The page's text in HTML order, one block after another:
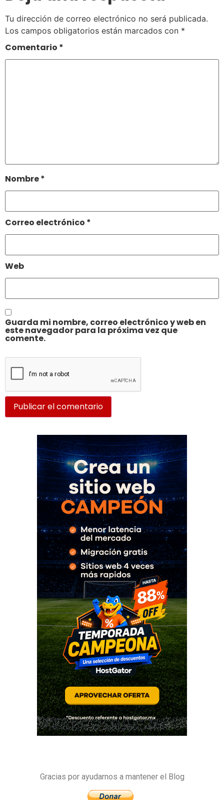
Tu dirección de correo electrónico no será publicada.
Los campos obligatorios están marcados con *
Comentario *
Nombre*
Correo electrónico *
Web
Guarda mi nombre, correo electrónico y web en
este navegador para la próxima vez que
comente.
Gracias por ayudarnos a mantener el Blog